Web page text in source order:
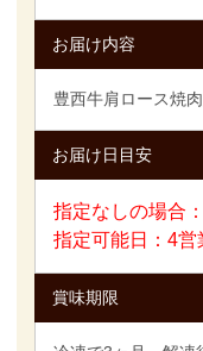
お届け内容
豊西牛肩ロース焼
お届け日目安
指定なしの場合
指定可能日：4
賞味期限